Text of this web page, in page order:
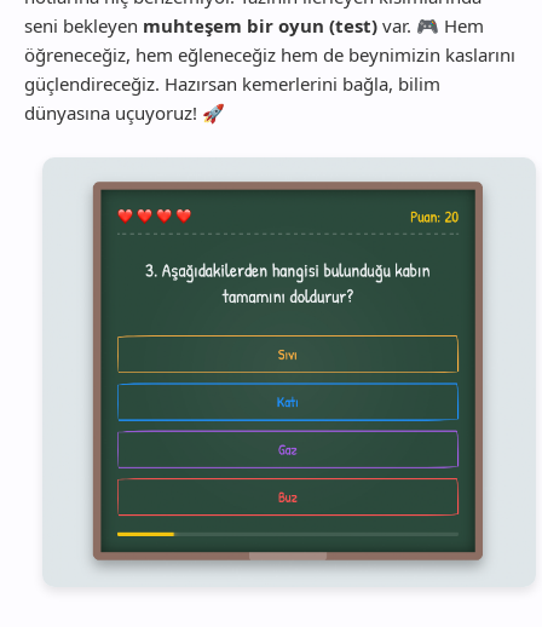
seni bekleyen muhteşem bir oyun (test) var. 🎮 Hem
öğreneceğiz, hem eğleneceğiz hem de beynimizin kaslarını
güçlendireceğiz. Hazırsan kemerlerini bağla, bilim
dünyasına uçuyoruz! 🚀